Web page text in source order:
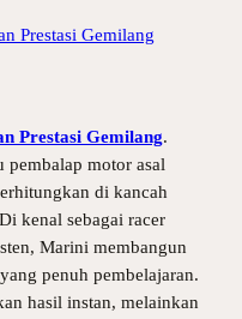
Prestasi Gemilang.
pembalap motor asal
di kancah
kenal sebagai racer
Marini membangun
penuh pembelajaran.
hasil instan, melainkan